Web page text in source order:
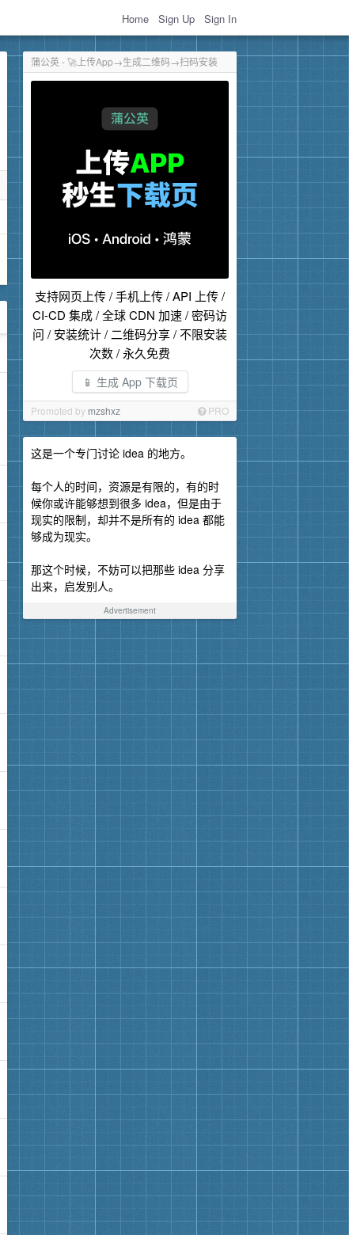
Home Sign Up Sign In
蒲公英 - 🚀上传App→生成二维码→扫码安装
支持网页上传 / 手机上传 / API 上传 /
CI-CD 集成 / 全球 CDN 加速 / 密码访
问 / 安装统计 / 二维码分享 / 不限安装
次数 / 永久免费
📱 生成 App 下载页
Promoted by mzshxz PRO
这是一个专门讨论 idea 的地方。
每个人的时间，资源是有限的，有的时
候你或许能够想到很多 idea，但是由于
现实的限制，却并不是所有的 idea 都能
够成为现实。
那这个时候，不妨可以把那些 idea 分享
出来，启发别人。
Advertisement